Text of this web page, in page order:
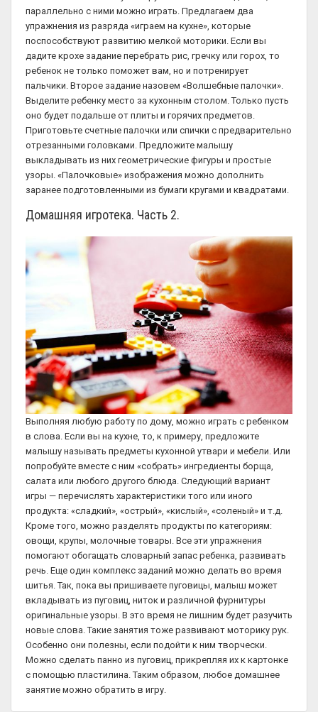
параллельно с ними можно играть. Предлагаем два
упражнения из разряда «играем на кухне», которые
поспособствуют развитию мелкой моторики. Если вы
дадите крохе задание перебрать рис, гречку или горох, то
ребенок не только поможет вам, но и потренирует
пальчики. Второе задание назовем «Волшебные палочки».
Выделите ребенку место за кухонным столом. Только пусть
оно будет подальше от плиты и горячих предметов.
Приготовьте счетные палочки или спички с предварительно
отрезанными головками. Предложите малышу
выкладывать из них геометрические фигуры и простые
узоры. «Палочковые» изображения можно дополнить
заранее подготовленными из бумаги кругами и квадратами.
Домашняя игротека. Часть 2.
Выполняя любую работу по дому, можно играть с ребенком
в слова. Если вы на кухне, то, к примеру, предложите
малышу называть предметы кухонной утвари и мебели. Или
попробуйте вместе с ним «собрать» ингредиенты борща,
салата или любого другого блюда. Следующий вариант
игры — перечислять характеристики того или иного
продукта: «сладкий», «острый», «кислый», «соленый» и т.д.
Кроме того, можно разделять продукты по категориям:
овощи, крупы, молочные товары. Все эти упражнения
помогают обогащать словарный запас ребенка, развивать
речь. Еще один комплекс заданий можно делать во время
шитья. Так, пока вы пришиваете пуговицы, малыш может
вкладывать из пуговиц, ниток и различной фурнитуры
оригинальные узоры. В это время не лишним будет разучить
новые слова. Такие занятия тоже развивают моторику рук.
Особенно они полезны, если подойти к ним творчески.
Можно сделать панно из пуговиц, прикрепляя их к картонке
с помощью пластилина. Таким образом, любое домашнее
занятие можно обратить в игру.